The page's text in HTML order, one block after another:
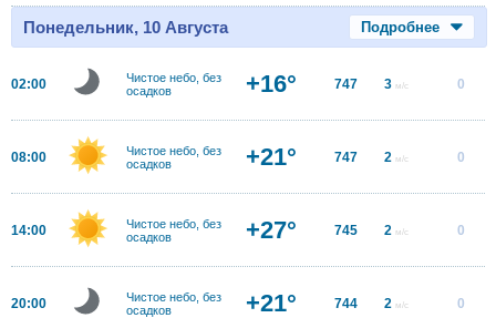
Понедельник, 10 Августа Подробнее
02:00
Чистое небо, без
осадков
+16° 747 3 м/с 0
08:00
Чистое небо, без
осадков
+21° 747 2 м/с 0
14:00
Чистое небо, без
осадков
+27° 745 2 м/с 0
20:00
Чистое небо, без
осадков
+21° 744 2 м/с 0